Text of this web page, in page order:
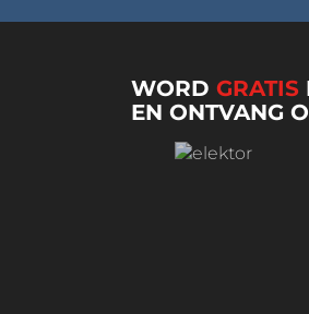
WORDGRATIS
EN ONTVANG